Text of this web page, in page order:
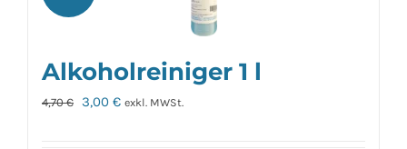
Alkoholreiniger 1 l
4,70€ Ursprünglicher
3,00 €Aktueller
exkl. MWSt.